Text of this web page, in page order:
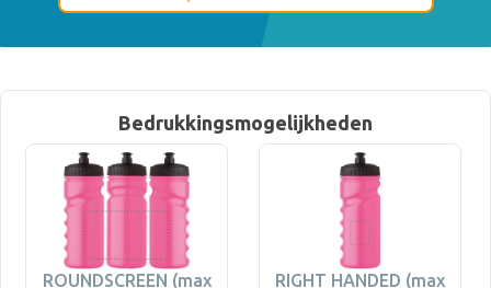
Bedrukkingsmogelijkheden
ROUNDSCREEN (max
RIGHT HANDED (max